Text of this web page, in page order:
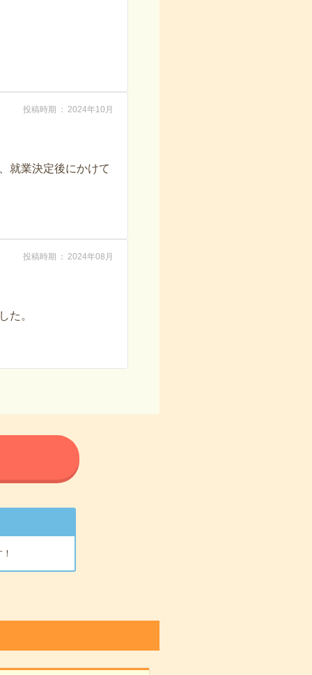
投稿時期 2024年10月
就業決定後にかけて
投稿時期 2024年08月
た。